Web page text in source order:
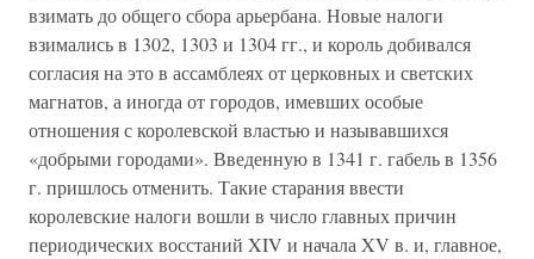
взимать до общего сбора арьербана. Новые налоги
взимались в 1302, 1303 и 1304 гг., и король добивался
согласия на это в ассамблеях от церковных и светских
магнатов, а иногда от городов, имевших особые
отношения с королевской властью и называвшихся
«добрыми городами». Введенную в 1341 г. габель в 1356
г. пришлось отменить. Такие старания ввести
королевские налоги вошли в число главных причин
периодических восстаний XIV и начала XV в. и, главное,